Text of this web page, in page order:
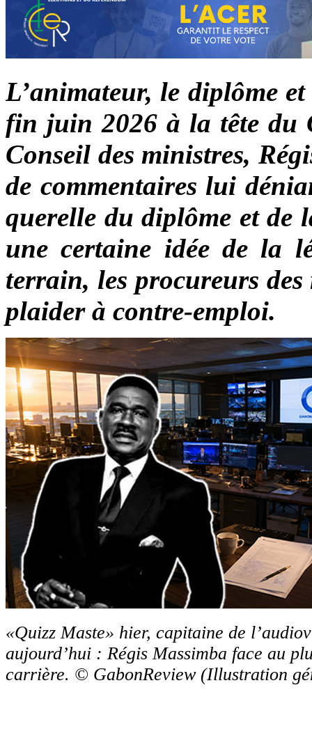
L’animateur, le diplôme
fin juin 2026 à la tête du
Conseil des ministres,
de commentaires lui
querelle du diplôme et de
une certaine idée de la
terrain, les procureurs
plaider à contre-emploi.
«Quizz Maste» hier, capitaine de
aujourd’hui : Régis Massimba face au
carrière. © GabonReview (Illustration